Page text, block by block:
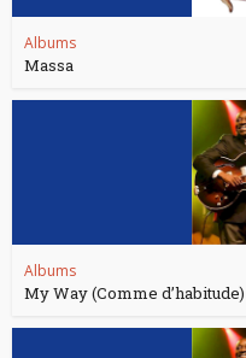
Albums
Massa
Albums
My Way (Comme d’habitude)